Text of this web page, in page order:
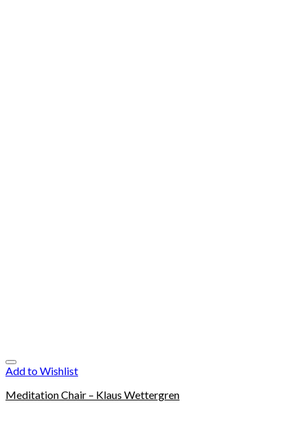
Add to Wishlist
Meditation Chair – Klaus Wettergren